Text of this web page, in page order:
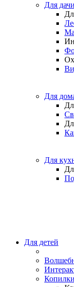
Для
Для
Для
Для детей
Копилки